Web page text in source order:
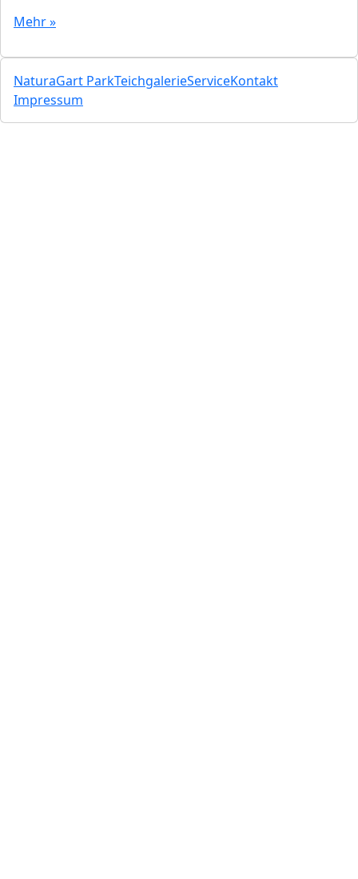
Mehr »
NaturaGart ParkTeichgalerieServiceKontakt
Impressum